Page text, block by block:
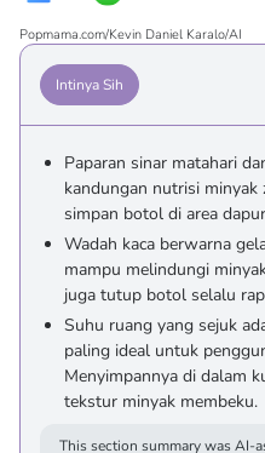
Popmama.com/Kevin Daniel Karalo/AI
Intinya Sih
Paparan sinar matahari
kandungan nutrisi minyak
simpan botol di area
Wadah kaca berwarna
mampu melindungi
juga tutup botol selalu
Suhu ruang yang sejuk
paling ideal untuk
Menyimpannya di dalam
tekstur minyak membeku.
This section summary was AI-